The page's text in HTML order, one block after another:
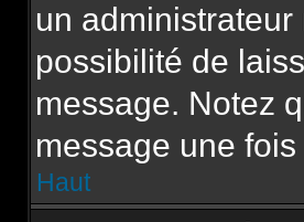
un
possibilité de
message. Notez
message une
Haut